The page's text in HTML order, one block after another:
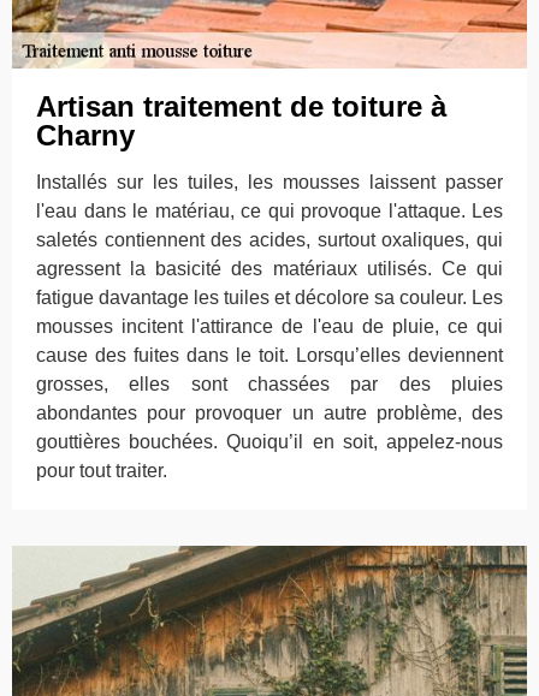
Artisan traitement de toiture à
Charny
Installés sur les tuiles, les mousses laissent passer
l'eau dans le matériau, ce qui provoque l'attaque. Les
saletés contiennent des acides, surtout oxaliques, qui
agressent la basicité des matériaux utilisés. Ce qui
fatigue davantage les tuiles et décolore sa couleur. Les
mousses incitent l'attirance de l'eau de pluie, ce qui
cause des fuites dans le toit. Lorsqu’elles deviennent
grosses, elles sont chassées par des pluies
abondantes pour provoquer un autre problème, des
gouttières bouchées. Quoiqu’il en soit, appelez-nous
pour tout traiter.